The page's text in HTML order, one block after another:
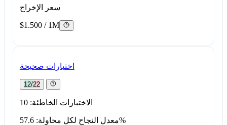
سعر الإخراج
$1.500 / 1M
اختبارات صحيحة
12/22
الاختبارات الخاطئة: 10
معدل النجاح لكل محاولة: 57.6%